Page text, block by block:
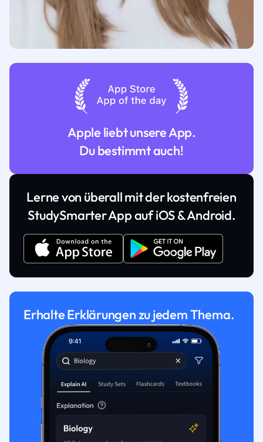
Apple liebt unsere App.
Du bestimmt auch!
Lerne von überall mit der kostenfreien
StudySmarter App auf iOS & Android.
Erhalte Erklärungen zu jedem Thema.